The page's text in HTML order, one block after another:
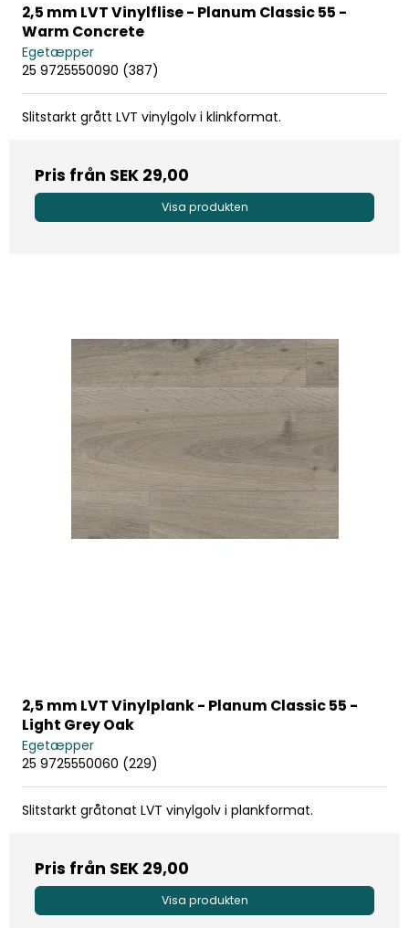
2,5 mm LVT Vinylflise - Planum Classic 55 -
Warm Concrete
Egetæpper
25 9725550090 (387)
Slitstarkt grått LVT vinylgolv i klinkformat.
Pris från SEK 29,00
Visa produkten
2,5 mm LVT Vinylplank - Planum Classic 55 -
Light Grey Oak
Egetæpper
25 9725550060 (229)
Slitstarkt gråtonat LVT vinylgolv i plankformat.
Pris från SEK 29,00
Visa produkten